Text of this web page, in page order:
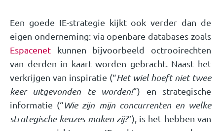
Een goede IE-strategie kijkt ook verder dan de
eigen onderneming: via openbare databases zoals
Espacenet kunnen bijvoorbeeld octrooirechten
van derden in kaart worden gebracht. Naast het
verkrijgen van inspiratie (“Het wiel hoeft niet twee
keer uitgevonden te worden!”) en strategische
informatie (“Wie zijn mijn concurrenten en welke
strategische keuzes maken zij?”), is het hebben van